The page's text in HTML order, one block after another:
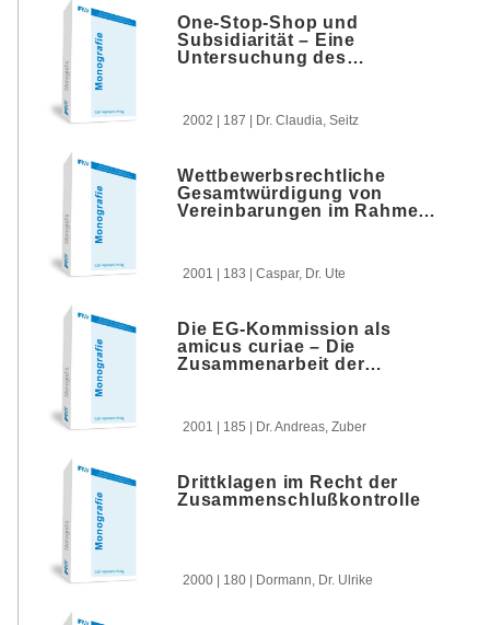
One-Stop-Shop und
Subsidiarität – Eine
Untersuchung des
2002 | 187 | Dr. Claudia, Seitz
Wettbewerbsrechtliche
Gesamtwürdigung von
Vereinbarungen im Rahmen
2001 | 183 | Caspar, Dr. Ute
Die EG-Kommission als
amicus curiae – Die
Zusammenarbeit der
Anwendung der
2001 | 185 | Dr. Andreas, Zuber
Drittklagen im Recht der
Zusammenschlußkontrolle
2000 | 180 | Dormann, Dr. Ulrike